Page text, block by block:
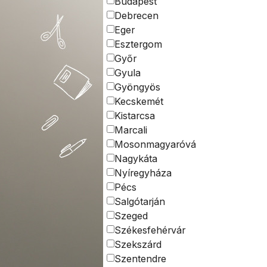
Debrecen
Eger
Esztergom
Győr
Gyula
Gyöngyös
Kecskemét
Kistarcsa
Marcali
Mosonmagyaróvár
Nagykáta
Nyíregyháza
Pécs
Salgótarján
Szeged
Székesfehérvár
Szekszárd
Szentendre